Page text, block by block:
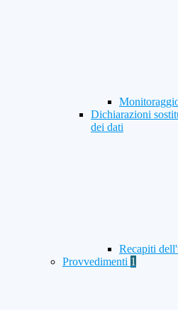
Dichiarazioni
dei dati
Recapiti
Provvedimenti 1